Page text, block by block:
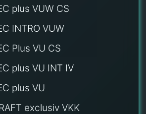
plus VUW CS
INTRO VUW
Plus VU CS
plus VU INT IV
plus VU
exclusiv VKK